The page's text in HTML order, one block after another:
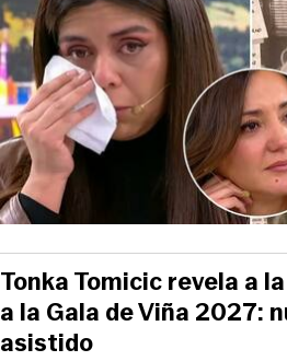
Tonka Tomicic revela a
a la Gala de Viña 2027:
asistido